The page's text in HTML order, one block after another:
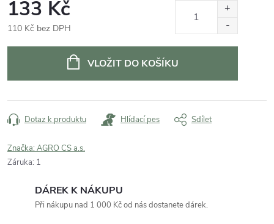
133 Kč
110 Kč bez DPH
VLOŽIT DO KOŠÍKU
Dotaz k produktu Hlídací pes Sdílet
Značka: AGRO CS a.s.
Záruka: 1
DÁREK K NÁKUPU
Při nákupu nad 1 000 Kč od nás dostanete dárek.